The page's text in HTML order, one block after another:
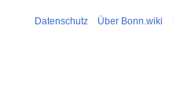
Datenschutz Über Bonn.wiki